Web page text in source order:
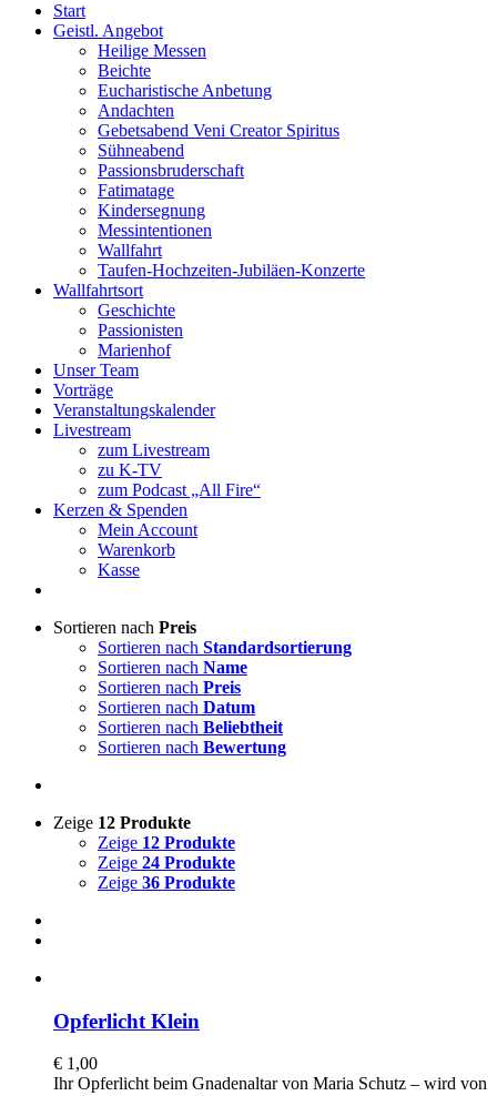
Start
Geistl. Angebot
Heilige Messen
Beichte
Eucharistische Anbetung
Andachten
Gebetsabend Veni Creator Spiritus
Sühneabend
Passionsbruderschaft
Fatimatage
Kindersegnung
Messintentionen
Wallfahrt
Taufen-Hochzeiten-Jubiläen-Konzerte
Wallfahrtsort
Geschichte
Passionisten
Marienhof
Unser Team
Vorträge
Veranstaltungskalender
Livestream
zum Livestream
zu K-TV
zum Podcast „All Fire“
Kerzen & Spenden
Mein Account
Warenkorb
Kasse
Sortieren nach Preis
Sortieren nach Standardsortierung
Sortieren nach Name
Sortieren nach Preis
Sortieren nach Datum
Sortieren nach Beliebtheit
Sortieren nach Bewertung
Zeige 12 Produkte
Zeige 12 Produkte
Zeige 24 Produkte
Zeige 36 Produkte
Opferlicht Klein
€ 1,00
Ihr Opferlicht beim Gnadenaltar von Maria Schutz – wird von